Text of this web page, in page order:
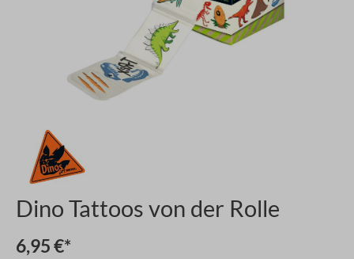
Dino Tattoos von der Rolle
6,95 €*